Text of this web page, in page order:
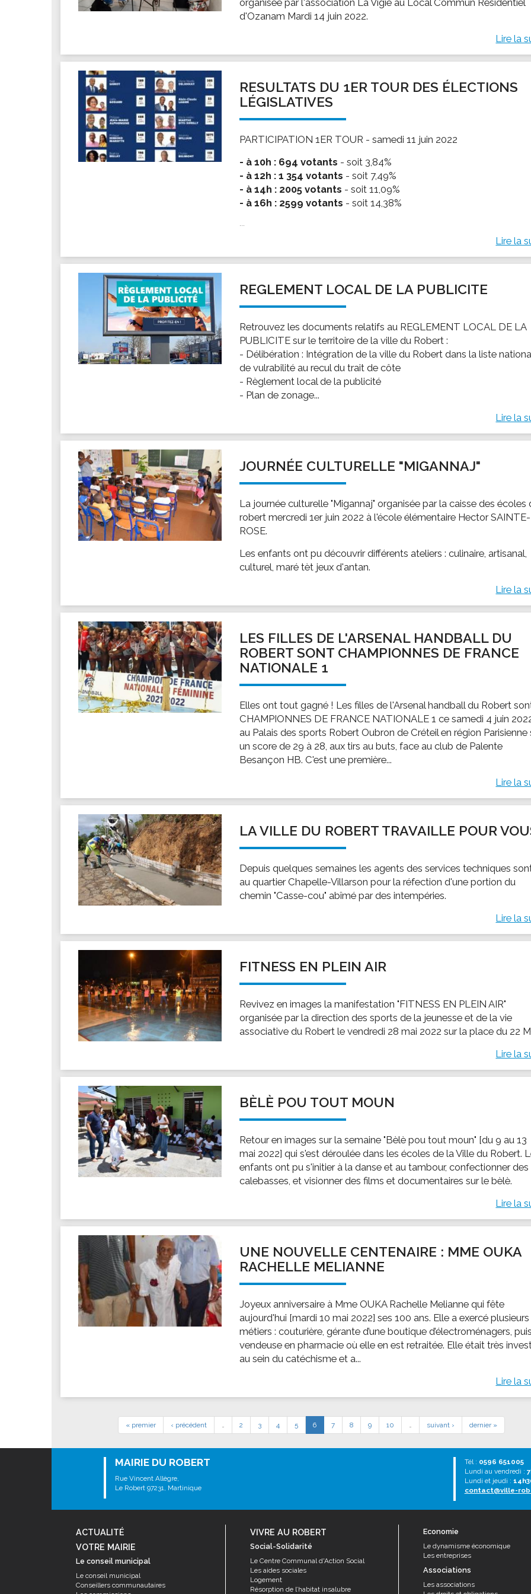
Les associations
Les activités des associations
VIE PRATIQUE
Les espaces numériques
Infos baignade
Infos sargasse
Toilettes publiques
Annuaire santé
d'Ozanam Mardi 14 juin 2022.
Lire la
RESULTATS DU 1ER TOUR DES ÉLECTIONS
LÉGISLATIVES
PARTICIPATION 1ER TOUR - samedi 11 juin 2022
- à 10h : 694 votants - soit 3,84%
- à 12h : 1 354 votants - soit 7,49%
- à 14h : 2005 votants - soit 11,09%
- à 16h : 2599 votants - soit 14,38%
Lire la
REGLEMENT LOCAL DE LA PUBLICITE
Retrouvez les documents relatifs au REGLEMENT LOCAL DE LA
PUBLICITE sur le territoire de la ville du Robert :
- Délibération : Intégration de la ville du Robert dans la liste
de vulrabilité au recul du trait de côte
- Règlement local de la publicité
- Plan de zonage...
Lire la
JOURNÉE CULTURELLE "MIGANNAJ"
La journée culturelle "Migannaj" organisée par la caisse des écoles
robert mercredi 1er juin 2022 à l'école élémentaire Hector SAINTE-
ROSE.
Les enfants ont pu découvrir différents ateliers : culinaire, artisanal,
culturel, maré tèt jeux d'antan.
Lire la
LES FILLES DE L'ARSENAL HANDBALL DU
ROBERT SONT CHAMPIONNES DE FRANCE
NATIONALE 1
Elles ont tout gagné ! Les filles de l'Arsenal handball du Robert
CHAMPIONNES DE FRANCE NATIONALE 1 ce samedi 4 juin
au Palais des sports Robert Oubron de Créteil en région Parisienne
un score de 29 à 28, aux tirs au buts, face au club de Palente
Besançon HB. C'est une première...
Lire la
LA VILLE DU ROBERT TRAVAILLE POUR
Depuis quelques semaines les agents des services techniques
au quartier Chapelle-Villarson pour la réfection d'une portion du
chemin "Casse-cou" abîmé par des intempéries.
Lire la
FITNESS EN PLEIN AIR
Revivez en images la manifestation "FITNESS EN PLEIN AIR"
organisée par la direction des sports de la jeunesse et de la vie
associative du Robert le vendredi 28 mai 2022 sur la place du 22
Lire la
BÈLÈ POU TOUT MOUN
Retour en images sur la semaine "Bèlè pou tout moun" [du 9 au 13
mai 2022] qui s'est déroulée dans les écoles de la Ville du Robert.
enfants ont pu s'initier à la danse et au tambour, confectionner des
calebasses, et visionner des films et documentaires sur le bèlè.
Lire la
UNE NOUVELLE CENTENAIRE : MME OUKA
RACHELLE MELIANNE
Joyeux anniversaire à Mme OUKA Rachelle Melianne qui fête
aujourd'hui [mardi 10 mai 2022] ses 100 ans. Elle a exercé plusieurs
métiers : couturière, gérante d’une boutique d’électroménagers, puis
vendeuse en pharmacie où elle en est retraitée. Elle était très
au sein du catéchisme et a...
Lire la
« premier ‹ précédent 2 3 4 5 6 7 8 9 10 suivant › dernier »
MAIRIE DU ROBERT
Rue Vincent Allègre,
Le Robert 97231, Martinique
Tél : 0596 651005
Lundi au vendredi :
Lundi et jeudi :
contact@ville-
ACTUALITÉ
VOTRE MAIRIE
Le conseil municipal
Le conseil municipal
Conseillers communautaires
VIVRE AU ROBERT
Social-Solidarité
Le Centre Communal d'Action Social
Les aides sociales
Logement
Résorption de l’habitat insalubre
Economie
Le dynamisme économique
Les entreprises
Associations
Les associations